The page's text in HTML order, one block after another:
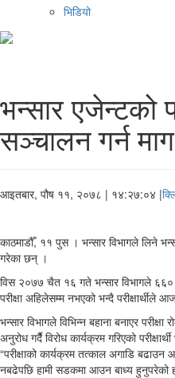
भिडियो
भन्सार एजेन्टको
सञ्चालन गर्न माग
आइतबार, पौष ११, २०७८ | १४:२७:०४ |
काठमाडौँ, ११ पुस । भन्सार विभागले लिने
गरेका छन् ।
विस २०७७ चैत १६ गते भन्सार विभागले ६६०
परीक्षा अहिलेसम्म नभएको भन्दै परीक्षार्थीले
भन्सार विभागले विभिन्न बहाना बनाएर
अनुरोध गर्दैै विरोध कार्यक्रम गरिएको
“परीक्षाको कार्यक्रम तत्काल अगाडि
नबढेपछि हामी सडकमा आउन बाध्य हुनुपरेको